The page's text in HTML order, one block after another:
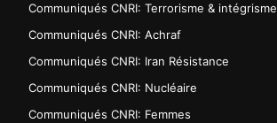
Communiqués CNRI: Terrorisme & intégrisme
Communiqués CNRI: Achraf
Communiqués CNRI: Iran Résistance
Communiqués CNRI: Nucléaire
Communiqués CNRI: Femmes